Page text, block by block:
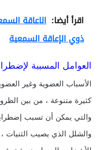
اقرأ أيضا: الاعاقة
ذوي الإعاقة السمعية
العوامل المسببة
الأسباب العضوية وغير
كثيرة متنوعة ، من بين
والتي يمكن أن تسبب
والشلل الذي يصيب الثنيات